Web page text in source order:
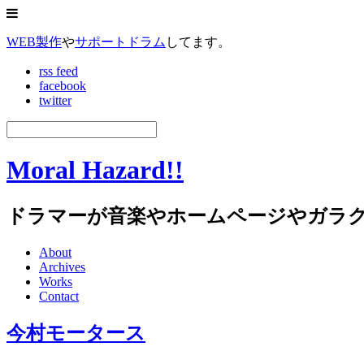
WEB製作やサポートドラム してます。
rss feed
facebook
twitter
Moral Hazard!!
ドラマーが音楽やホームページやガラ
About
Archives
Works
Contact
今村モータース